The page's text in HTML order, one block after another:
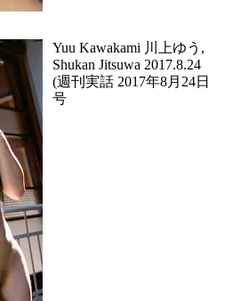
Yuu Kawakami 川上ゆう,
Shukan Jitsuwa 2017.8.24
(週刊実話 2017年8月24日
号